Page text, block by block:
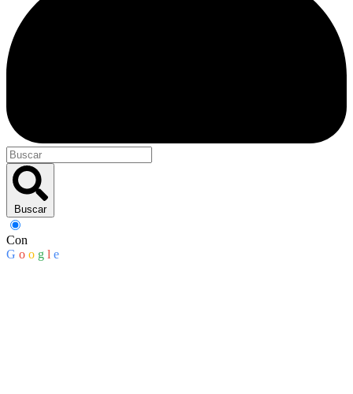
Buscar
Con
G o o g l e